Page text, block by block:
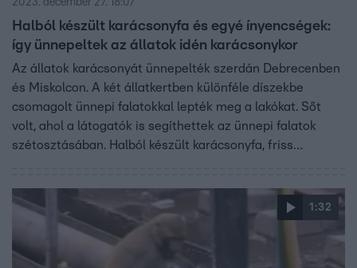
2023. december 27. 18:07
Halból készült karácsonyfa és egyé ínyencségek:
így ünnepeltek az állatok idén karácsonykor
Az állatok karácsonyát ünnepelték szerdán Debrecenben
és Miskolcon. A két állatkertben különféle díszekbe
csomagolt ünnepi falatokkal lepték meg a lakókat. Sőt
volt, ahol a látogatók is segíthettek az ünnepi falatok
szétosztásában. Halból készült karácsonyfa, friss
1:32